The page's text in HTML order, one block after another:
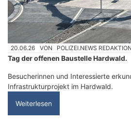
20.06.26 VON POLIZEI.NEWS REDAKTION
Tag der offenen Baustelle Hardwald.
Besucherinnen und Interessierte
Infrastrukturprojekt im Hardwald.
Weiterlesen